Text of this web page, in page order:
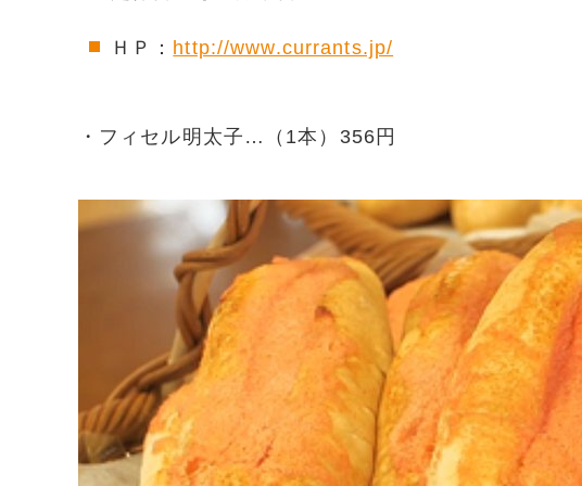
ＨＰ： http://www.currants.jp/
・フィセル明太子…（1本）356円